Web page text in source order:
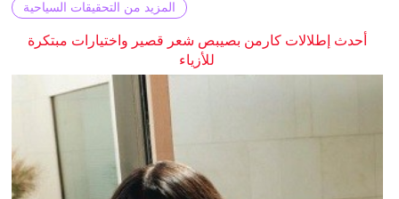
المزيد من التحقيقات السياحية
أحدث إطلالات كارمن بصيبص شعر قصير واختيارات مبتكرة
للأزياء